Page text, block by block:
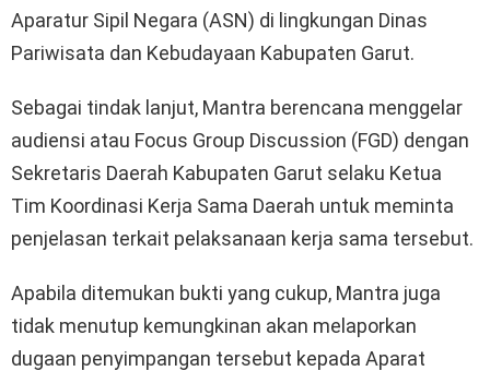
Aparatur Sipil Negara (ASN) di lingkungan Dinas
Pariwisata dan Kebudayaan Kabupaten Garut.
Sebagai tindak lanjut, Mantra berencana menggelar
audiensi atau Focus Group Discussion (FGD) dengan
Sekretaris Daerah Kabupaten Garut selaku Ketua
Tim Koordinasi Kerja Sama Daerah untuk meminta
penjelasan terkait pelaksanaan kerja sama tersebut.
Apabila ditemukan bukti yang cukup, Mantra juga
tidak menutup kemungkinan akan melaporkan
dugaan penyimpangan tersebut kepada Aparat